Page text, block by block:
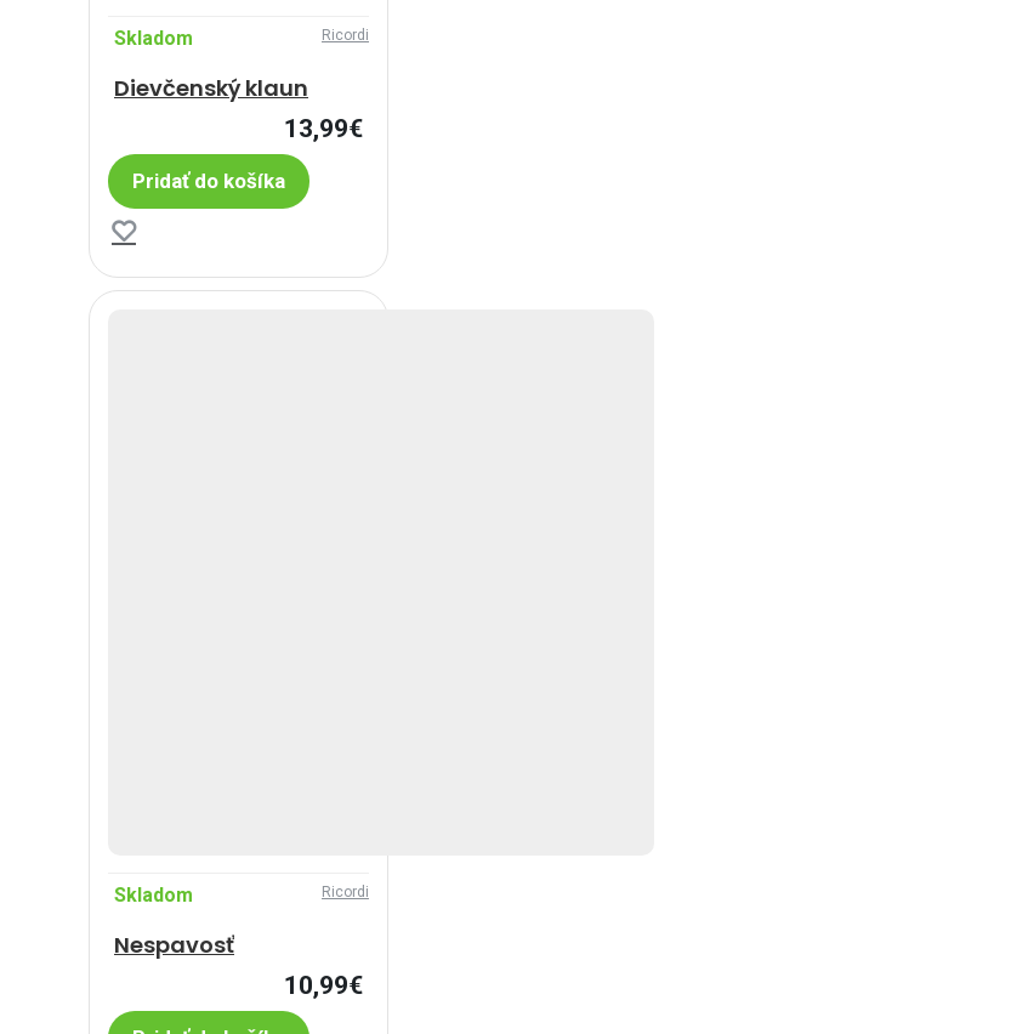
Skladom Ricordi
Dievčenský klaun
13,99€
Pridať do košíka
Skladom Ricordi
Nespavosť
10,99€